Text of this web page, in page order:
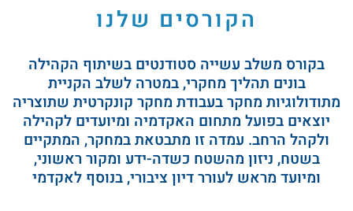
הקורסים שלנו
בקורס משלב עשייה סטודנטים בשיתוף הקהילה
בונים תהליך מחקרי, במטרה לשלב הקניית
מתודולוגיות מחקר בעבודת מחקר קונקרטית שתוצריה
יוצאים בפועל מתחום האקדמיה ומיועדים לקהילה
ולקהל הרחב. עמדה זו מתבטאת במחקר, המתקיים
בשטח, ניזון מהשטח כשדה-ידע ומקור ראשוני,
ומיועד מראש לעורר דיון ציבורי, בנוסף לאקדמי